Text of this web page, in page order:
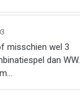
misschien wel 3
dan WW.